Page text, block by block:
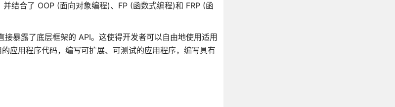
结合了 OOP (面向对象编程)、FP (函数式编程)和 FRP (函
暴露了底层框架的 API。这使得开发者可以自由地使用适用
应用程序代码，编写可扩展、可测试的应用程序，编写具有